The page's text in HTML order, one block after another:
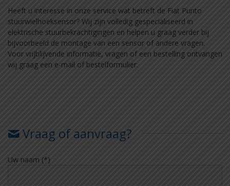
Heeft u interesse in onze service wat betreft de Fiat Punto
stuurwielhoeksensor? Wij zijn volledig gespecialiseerd in
elektrische stuurbekrachtigingen en helpen u graag verder bij
bijvoorbeeld de montage van een sensor of andere vragen.
Voor vrijblijvende informatie, vragen of een bestelling ontvangen
wij graag een e-mail of bestelformulier.
Vraag of aanvraag?
Uw naam (*)